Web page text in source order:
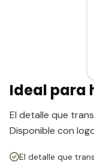
Ideal para
El detalle que
Disponible con
El detalle que